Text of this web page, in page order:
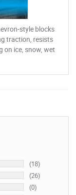
style blocks
traction, resists
on ice, snow, wet
(18)
(26)
(0)